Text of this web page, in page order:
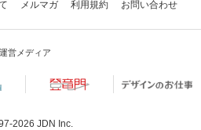
メルマガ 利用規約 お問い合わせ
運営メディア
2026 JDN Inc.